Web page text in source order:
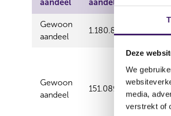
Deze
We
media,
verstrekt of
aandeel
aandelen
Gewoon
aandeel
1.180.800,00
Gewoon
aandeel
151.089,00